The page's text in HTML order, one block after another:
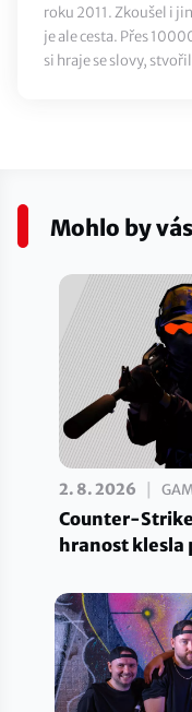
roku 2011. Zkoušel i
je ale cesta. Přes
si hraje se slovy,
Mohlo by
2. 8. 2026
Counter-
hranost klesla